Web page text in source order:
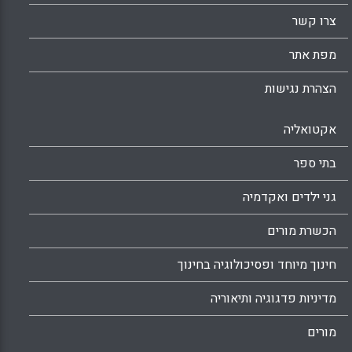
צרו קשר
מפת אתר
הצהרת נגישות
אקטואליה
בתי ספר
גני ילדים ואקדמיה
הכשרת מורים
חינוך מיוחד ופסיכולוגיה בחינוך
מדיניות פדגוגיה ותיאוריה
מורים